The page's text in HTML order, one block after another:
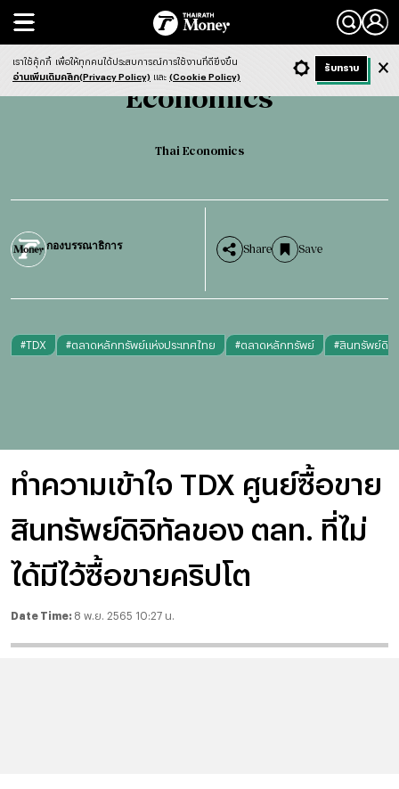
Search
Economics Thai Economics
Economics
Thai Economics
กองบรรณาธิการ Share Save
#TDX #ตลาดหลักทรัพย์แห่งประเทศไทย #ตลาดหลักทรัพย์ #สินทรัพย์ดิจิ
ทำความเข้าใจ TDX ศูนย์ซื้อขาย
สินทรัพย์ดิจิทัลของ ตลท. ที่ไม่
ได้มีไว้ซื้อขายคริปโต
Date Time: 8 พ.ย. 2565 10:27 น.
- ก + ก Dark ฟังข่าว
เราใช้คุ้กกี้ เพื่อให้ทุกคนได้ประสบการณ์การใช้งานที่ดียิ่งขึ้น
อ่านเพิ่มเติมคลิก(Privacy Policy) และ (Cookie Policy)
รับทราบ